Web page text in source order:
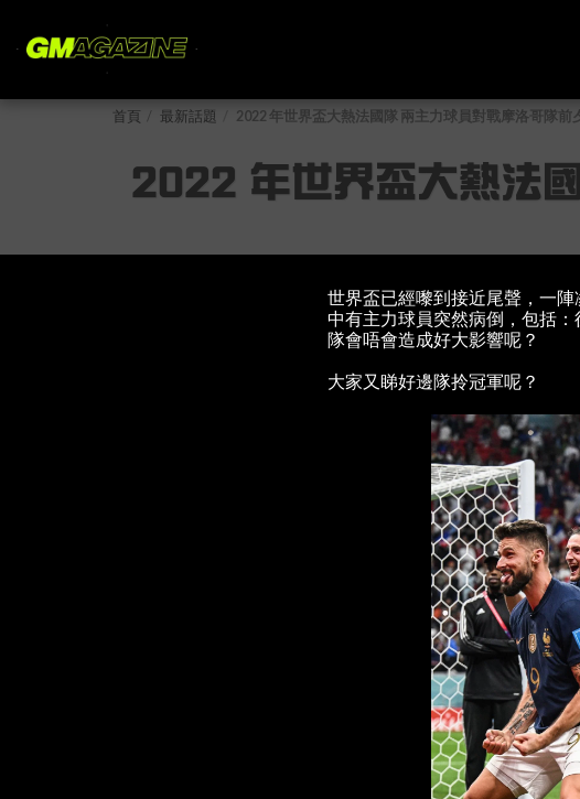
首頁 最新話題 2022 年世界盃大熱法國隊 兩主力球員對戰摩洛哥隊前
2022 年世界盃大熱法
世界盃已經嚟到接近尾聲，一
中有主力球員突然病倒，包括：
隊會唔會造成好大影響呢？
大家又睇好邊隊拎冠軍呢？